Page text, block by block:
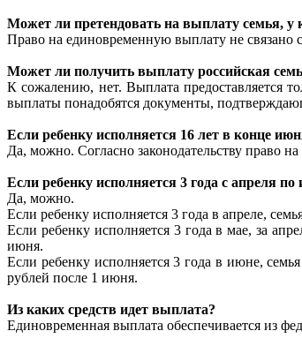
Может ли претендовать на выплату семья, у
Право на единовременную выплату не связано
Может ли получить выплату российская
К сожалению, нет. Выплата предоставляется
выплаты понадобятся документы,
Если ребенку исполняется 16 лет в конце
Да, можно. Согласно законодательству право
Если ребенку исполняется 3 года с апреля
Да, можно.
Если ребенку исполняется 3 года в апреле,
Если ребенку исполняется 3 года в мае, за
июня.
Если ребенку исполняется 3 года в июне,
рублей после 1 июня.
Из каких средств идет выплата?
Единовременная выплата обеспечивается из